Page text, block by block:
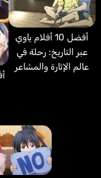
أفضل 10 أفلام ياوي
عبر التاريخ: رحلة في
عالم الإثارة والمشاعر